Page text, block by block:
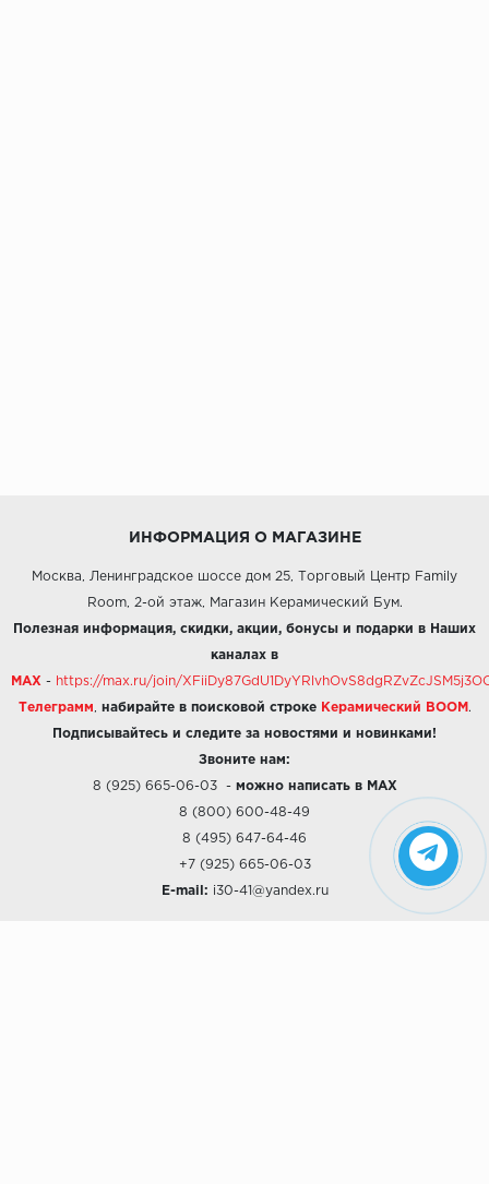
ИНФОРМАЦИЯ О МАГАЗИНЕ
Москва, Ленинградское шоссе дом 25, Торговый Центр Family
Room, 2-ой этаж, Магазин Керамический Бум.
Полезная информация, скидки, акции, бонусы и подарки в Наших
каналах в
MAX - https://max.ru/join/
Телеграмм набирайте в поисковой строке Керамический BOOM .
Подписывайтесь и следите за новостями и новинками!
Звоните нам:
8 (925) 665-06-03- можно написать в MAX
8 (800) 600-48-49
8 (495) 647-64-46
+7 (925) 665-06-03
E-mail: i30-41@yandex.ru